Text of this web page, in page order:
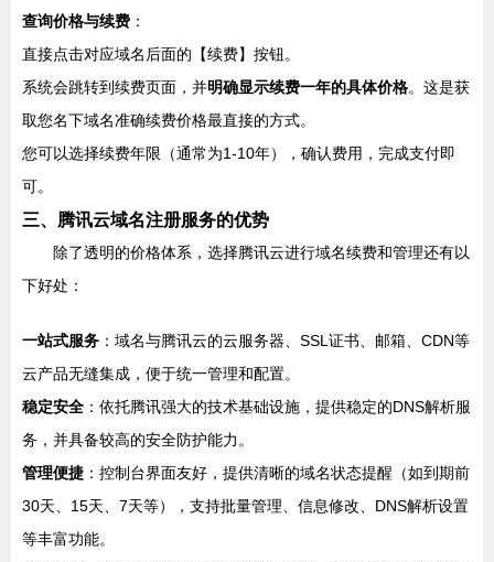
查询价格与续费 ：
直接点击对应域名后面的【续费】按钮。
系统会跳转到续费页面，并明确显示续费一年的具体价格。这是获
取您名下域名准确续费价格最直接的方式。
您可以选择续费年限（通常为1-10年），确认费用，完成支付即
可。
三、腾讯云域名注册服务的优势
除了透明的价格体系，选择腾讯云进行域名续费和管理还有以
下好处：
一站式服务 ：域名与腾讯云的云服务器、SSL证书、邮箱、CDN等
云产品无缝集成，便于统一管理和配置。
稳定安全 ：依托腾讯强大的技术基础设施，提供稳定的DNS解析服
务，并具备较高的安全防护能力。
管理便捷 ：控制台界面友好，提供清晰的域名状态提醒（如到期前
30天、15天、7天等），支持批量管理、信息修改、DNS解析设置
等丰富功能。